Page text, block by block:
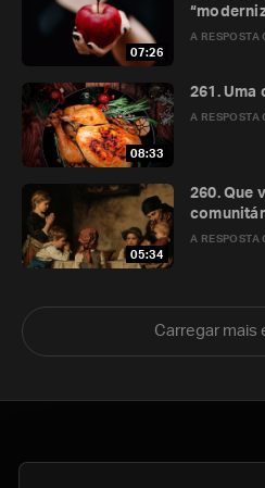
07:26
A RESPOSTA
08:33
A RESPOSTA
261. Uma
05:34
A RESPOSTA
260. Que
Carregar mais